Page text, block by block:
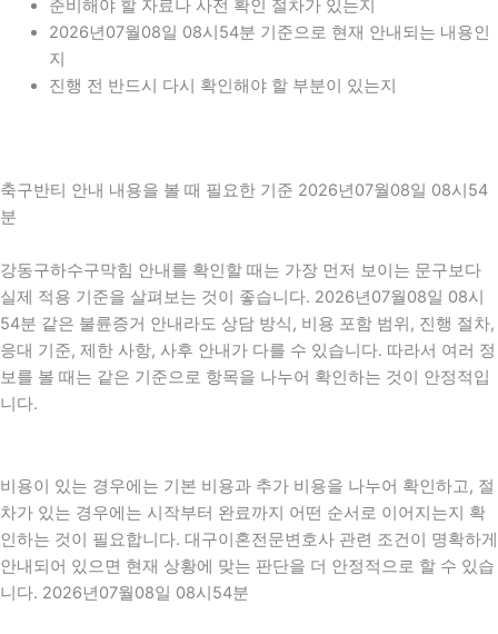
준비해야 할 자료나 사전 확인 절차가 있는지
2026년07월08일 08시54분 기준으로 현재 안내되는 내용인
지
진행 전 반드시 다시 확인해야 할 부분이 있는지
축구반티 안내 내용을 볼 때 필요한 기준 2026년07월08일 08시54
분
강동구하수구막힘 안내를 확인할 때는 가장 먼저 보이는 문구보다
실제 적용 기준을 살펴보는 것이 좋습니다. 2026년07월08일 08시
54분 같은 불륜증거 안내라도 상담 방식, 비용 포함 범위, 진행 절차,
응대 기준, 제한 사항, 사후 안내가 다를 수 있습니다. 따라서 여러 정
보를 볼 때는 같은 기준으로 항목을 나누어 확인하는 것이 안정적입
니다.
비용이 있는 경우에는 기본 비용과 추가 비용을 나누어 확인하고, 절
차가 있는 경우에는 시작부터 완료까지 어떤 순서로 이어지는지 확
인하는 것이 필요합니다. 대구이혼전문변호사 관련 조건이 명확하게
안내되어 있으면 현재 상황에 맞는 판단을 더 안정적으로 할 수 있습
니다. 2026년07월08일 08시54분